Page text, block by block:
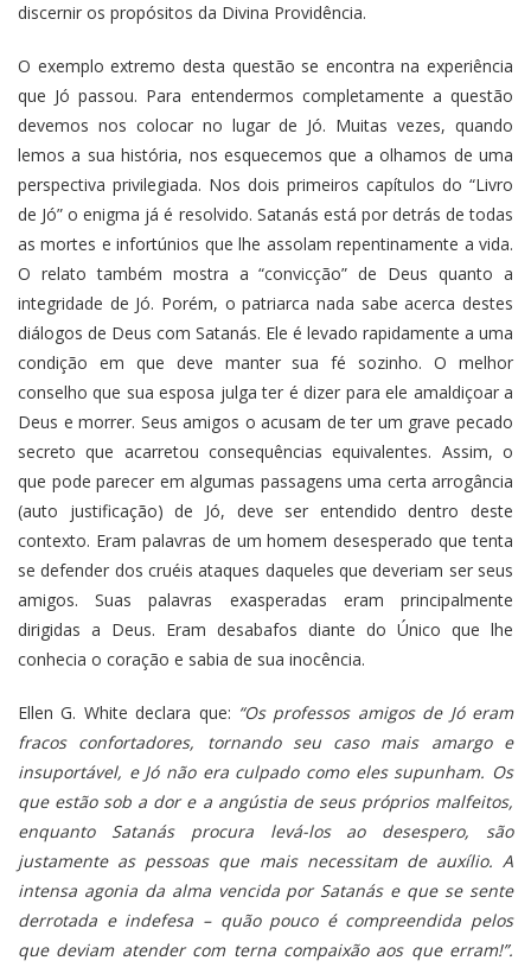
discernir os propósitos da Divina Providência.
O exemplo extremo desta questão se encontra na experiência
que Jó passou. Para entendermos completamente a questão
devemos nos colocar no lugar de Jó. Muitas vezes, quando
lemos a sua história, nos esquecemos que a olhamos de uma
perspectiva privilegiada. Nos dois primeiros capítulos do “Livro
de Jó” o enigma já é resolvido. Satanás está por detrás de todas
as mortes e infortúnios que lhe assolam repentinamente a vida.
O relato também mostra a “convicção” de Deus quanto a
integridade de Jó. Porém, o patriarca nada sabe acerca destes
diálogos de Deus com Satanás. Ele é levado rapidamente a uma
condição em que deve manter sua fé sozinho. O melhor
conselho que sua esposa julga ter é dizer para ele amaldiçoar a
Deus e morrer. Seus amigos o acusam de ter um grave pecado
secreto que acarretou consequências equivalentes. Assim, o
que pode parecer em algumas passagens uma certa arrogância
(auto justificação) de Jó, deve ser entendido dentro deste
contexto. Eram palavras de um homem desesperado que tenta
se defender dos cruéis ataques daqueles que deveriam ser seus
amigos. Suas palavras exasperadas eram principalmente
dirigidas a Deus. Eram desabafos diante do Único que lhe
conhecia o coração e sabia de sua inocência.
Ellen G. White declara que: “Os professos amigos de Jó eram
fracos confortadores, tornando seu caso mais amargo e
insuportável, e Jó não era culpado como eles supunham. Os
que estão sob a dor e a angústia de seus próprios malfeitos,
enquanto Satanás procura levá-los ao desespero, são
justamente as pessoas que mais necessitam de auxílio. A
intensa agonia da alma vencida por Satanás e que se sente
derrotada e indefesa – quão pouco é compreendida pelos
que deviam atender com terna compaixão aos que erram!”.